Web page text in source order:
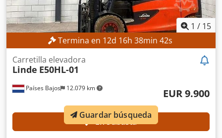
1 / 15
Termina en 12d 16h 38min 40s
Países Bajos 12.079 km
Carretilla elevadora
Linde E50HL-01
EUR 9.900
En subasta
Guardar búsqueda